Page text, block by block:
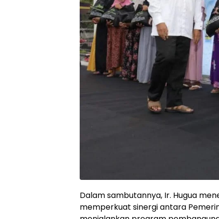
Dalam sambutannya, Ir. Hugua
memperkuat sinergi antara